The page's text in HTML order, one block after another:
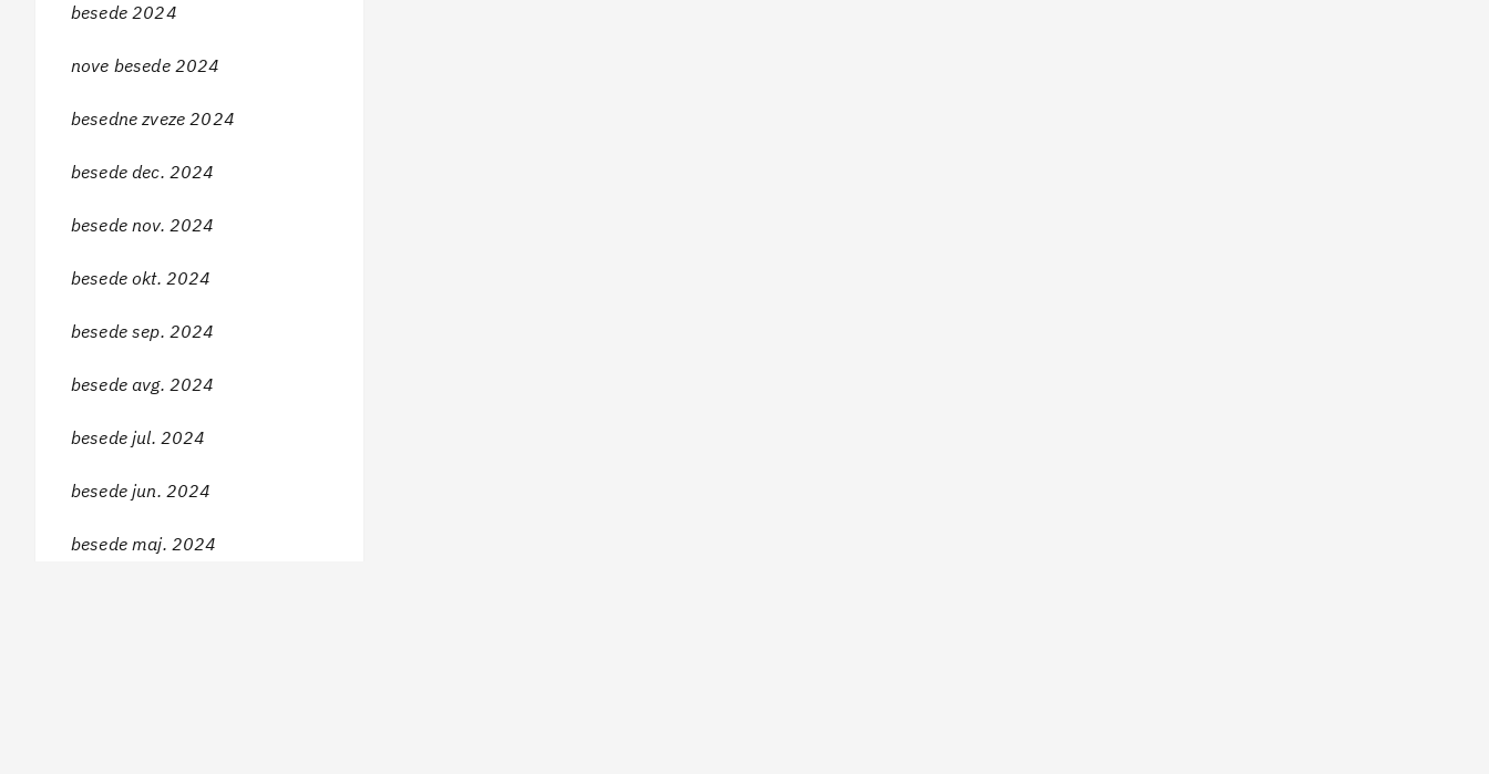
besede 2024
nove besede 2024
besedne zveze 2024
besede dec. 2024
besede nov. 2024
besede okt. 2024
besede sep. 2024
besede avg. 2024
besede jul. 2024
besede jun. 2024
besede maj. 2024